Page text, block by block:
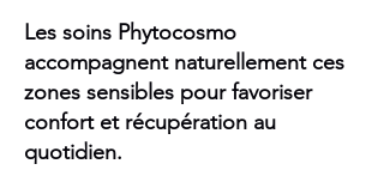
Les soins Phytocosmo
accompagnent naturellement ces
zones sensibles pour favoriser
confort et récupération au
quotidien.